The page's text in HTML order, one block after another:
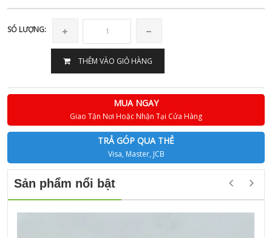
SÓ LƯỢNG:
THÊM VÀO GIỎ HÀNG
MUA NGAY
Giao Tận Nơi Hoặc Nhận Tại Cửa Hàng
TRẢ GÓP QUA THẺ
Visa, Master, JCB
Sản phẩm nổi bật